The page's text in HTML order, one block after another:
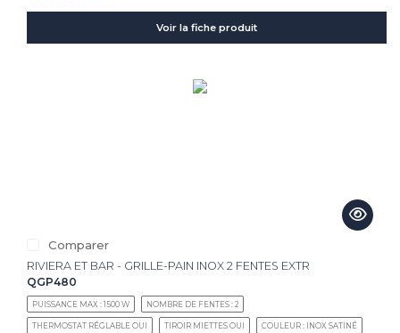
Voir la fiche produit
Comparer
RIVIERA ET BAR - GRILLE-PAIN INOX 2 FENTES EXTR
QGP480
PUISSANCE MAX : 1500 W NOMBRE DE FENTES : 2
THERMOSTAT RÉGLABLE OUI TIROIR MIETTES OUI COULEUR : INOX SATINÉ